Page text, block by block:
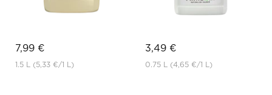
7,99 €
1.5 L (5,33 €/1 L)
3,49 €
0.75 L (4,65 €/1 L)